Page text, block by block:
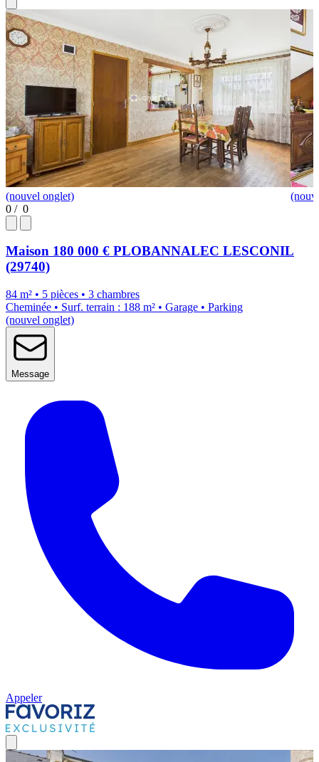
(nouvel onglet)
0 / 0
Maison 180 000 € PLOBANNALEC LESCONIL
(29740)
84 m² • 5 pièces • 3 chambres
Cheminée • Surf. terrain : 188 m² • Garage • Parking
(nouvel onglet)
Message
Appeler